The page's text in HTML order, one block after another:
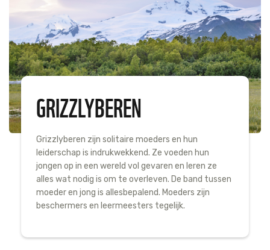
GRIZZLYBEREN
Grizzlyberen zijn solitaire moeders en hun
leiderschap is indrukwekkend. Ze voeden hun
jongen op in een wereld vol gevaren en leren ze
alles wat nodig is om te overleven. De band tussen
moeder en jong is allesbepalend. Moeders zijn
beschermers en leermeesters tegelijk.